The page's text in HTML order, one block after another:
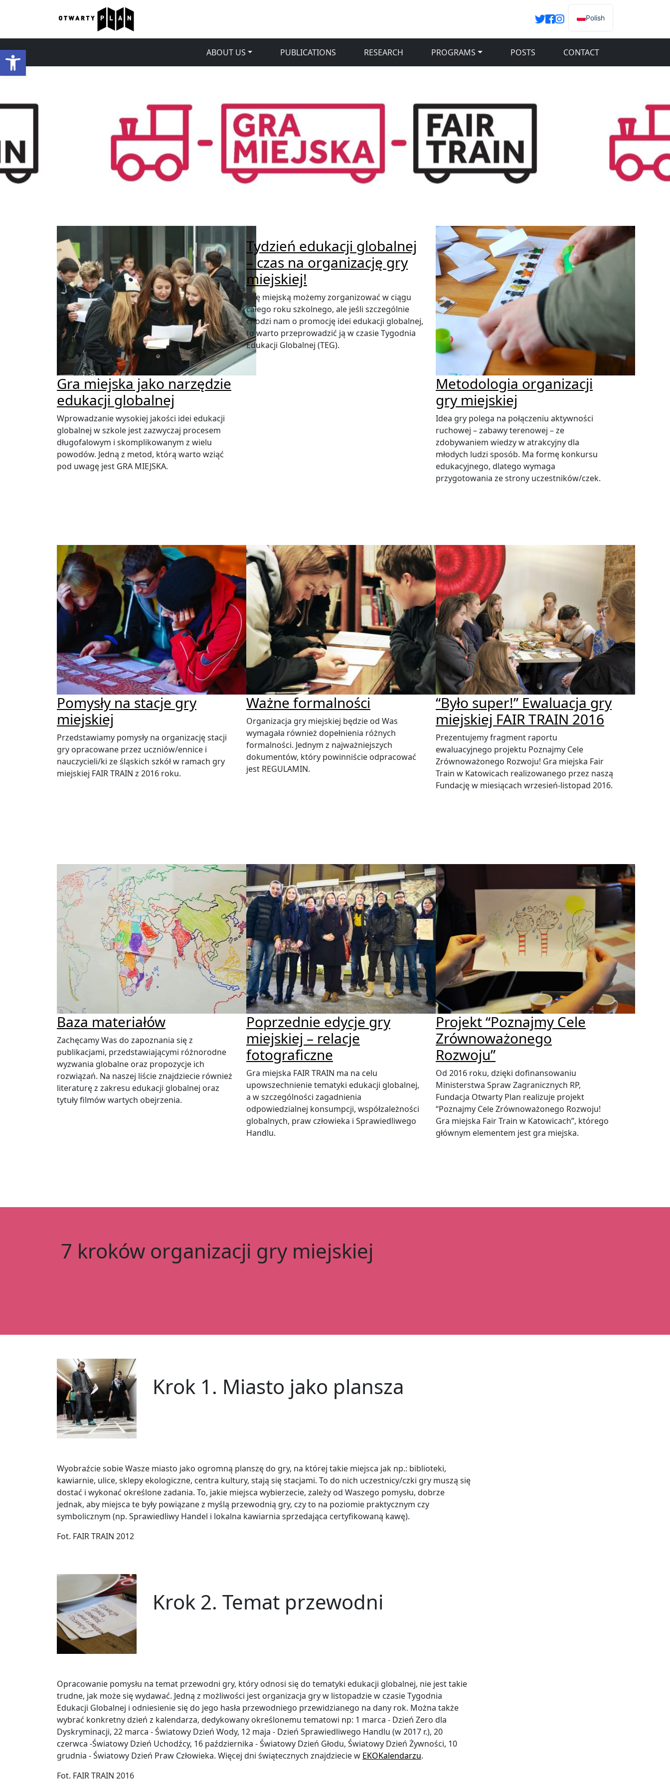
Open toolbar
Polish
ABOUT US PUBLICATIONS RESEARCH PROGRAMS POSTS CONTACT
Gra miejska jako narzędzie
edukacji globalnej
Wprowadzanie wysokiej jakości idei edukacji
globalnej w szkole jest zazwyczaj procesem
długofalowym i skomplikowanym z wielu
powodów. Jedną z metod, którą warto wziąć
pod uwagę jest GRA MIEJSKA.
Tydzień edukacji globalnej
– czas na organizację gry
miejskiej!
Grę miejską możemy zorganizować w ciągu
całego roku szkolnego, ale jeśli szczególnie
chodzi nam o promocję idei edukacji globalnej,
to warto przeprowadzić ją w czasie Tygodnia
Edukacji Globalnej (TEG).
Metodologia organizacji
gry miejskiej
Idea gry polega na połączeniu aktywności
ruchowej – zabawy terenowej – ze
zdobywaniem wiedzy w atrakcyjny dla
młodych ludzi sposób. Ma formę konkursu
edukacyjnego, dlatego wymaga
przygotowania ze strony uczestników/czek.
Pomysły na stacje gry
miejskiej
Przedstawiamy pomysły na organizację stacji
gry opracowane przez uczniów/ennice i
nauczycieli/ki ze śląskich szkół w ramach gry
miejskiej FAIR TRAIN z 2016 roku.
Ważne formalności
Organizacja gry miejskiej będzie od Was
wymagała również dopełnienia różnych
formalności. Jednym z najważniejszych
dokumentów, który powinniście odpracować
jest REGULAMIN.
“Było super!” Ewaluacja gry
miejskiej FAIR TRAIN 2016
Prezentujemy fragment raportu
ewaluacyjnego projektu Poznajmy Cele
Zrównoważonego Rozwoju! Gra miejska Fair
Train w Katowicach realizowanego przez naszą
Fundację w miesiącach wrzesień-listopad 2016.
Baza materiałów
Zachęcamy Was do zapoznania się z
publikacjami, przedstawiającymi różnorodne
wyzwania globalne oraz propozycje ich
rozwiązań. Na naszej liście znajdziecie również
literaturę z zakresu edukacji globalnej oraz
tytuły filmów wartych obejrzenia.
Poprzednie edycje gry
miejskiej – relacje
fotograficzne
Gra miejska FAIR TRAIN ma na celu
upowszechnienie tematyki edukacji globalnej,
a w szczególności zagadnienia
odpowiedzialnej konsumpcji, współzależności
globalnych, praw człowieka i Sprawiedliwego
Handlu.
Projekt “Poznajmy Cele
Zrównoważonego
Rozwoju”
Od 2016 roku, dzięki dofinansowaniu
Ministerstwa Spraw Zagranicznych RP,
Fundacja Otwarty Plan realizuje projekt
“Poznajmy Cele Zrównoważonego Rozwoju!
Gra miejska Fair Train w Katowicach”, którego
głównym elementem jest gra miejska.
7 kroków organizacji gry miejskiej
Krok 1. Miasto jako plansza
Wyobraźcie sobie Wasze miasto jako ogromną planszę do gry, na której takie miejsca jak np.: biblioteki,
kawiarnie, ulice, sklepy ekologiczne, centra kultury, stają się stacjami. To do nich uczestnicy/czki gry muszą się
dostać i wykonać określone zadania. To, jakie miejsca wybierzecie, zależy od Waszego pomysłu, dobrze
jednak, aby miejsca te były powiązane z myślą przewodnią gry, czy to na poziomie praktycznym czy
symbolicznym (np. Sprawiedliwy Handel i lokalna kawiarnia sprzedająca certyfikowaną kawę).
Fot. FAIR TRAIN 2012
Krok 2. Temat przewodni
Opracowanie pomysłu na temat przewodni gry, który odnosi się do tematyki edukacji globalnej, nie jest takie
trudne, jak może się wydawać. Jedną z możliwości jest organizacja gry w listopadzie w czasie Tygodnia
Edukacji Globalnej i odniesienie się do jego hasła przewodniego przewidzianego na dany rok. Można także
wybrać konkretny dzień z kalendarza, dedykowany określonemu tematowi np: 1 marca - Dzień Zero dla
Dyskryminacji, 22 marca - Światowy Dzień Wody, 12 maja - Dzień Sprawiedliwego Handlu (w 2017 r.), 20
czerwca -Światowy Dzień Uchodźcy, 16 października - Światowy Dzień Głodu, Światowy Dzień Żywności, 10
grudnia - Światowy Dzień Praw Człowieka. Więcej dni świątecznych znajdziecie w EKOKalendarzu.
Fot. FAIR TRAIN 2016